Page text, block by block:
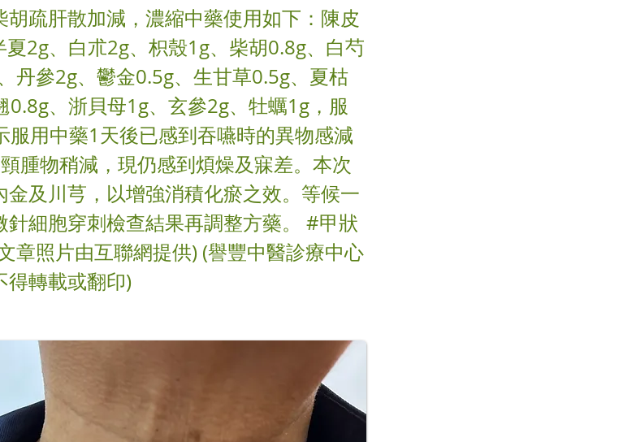
疏肝散加減，濃縮中藥使用如下：陳皮
2g、白朮2g、枳殼1g、柴胡0.8g、白芍
丹參2g、鬱金0.5g、生甘草0.5g、夏枯
0.8g、浙貝母1g、玄參2g、牡蠣1g，服
服用中藥1天後已感到吞嚥時的異物感減
腫物稍減，現仍感到煩燥及寐差。本次
及川芎，以增強消積化瘀之效。等候一
細胞穿刺檢查結果再調整方藥。 #甲狀
章照片由互聯網提供) (譽豐中醫診療中心
得轉載或翻印)